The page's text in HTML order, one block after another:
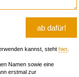
kannst, steht hier.
Namen sowie eine
erstmal zur